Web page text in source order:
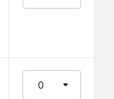
0